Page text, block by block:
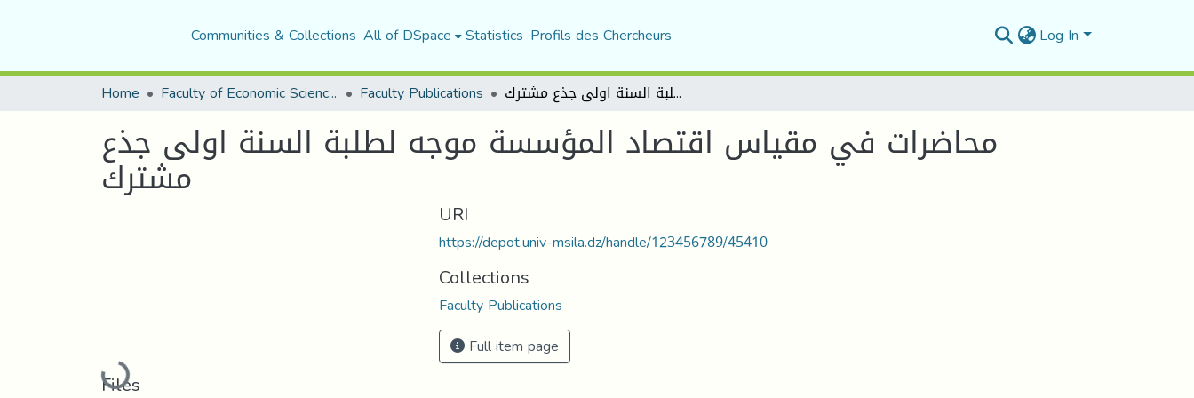
Communities & Collections All of DSpace Statistics Profils des Chercheurs Log In
Home Faculty of Economic Sciences, Commerce and Management Sciences Faculty Publications محاضرات في مقياس اقتصاد المؤسسة موجه لطلبة السنة اولى جذع مشترك
محاضرات في مقياس اقتصاد المؤسسة موجه لطلبة السنة اولى جذع
مشترك
Loading...
Files
URI
https://depot.univ-msila.dz/handle/123456789/45410
Collections
Faculty Publications
Full item page